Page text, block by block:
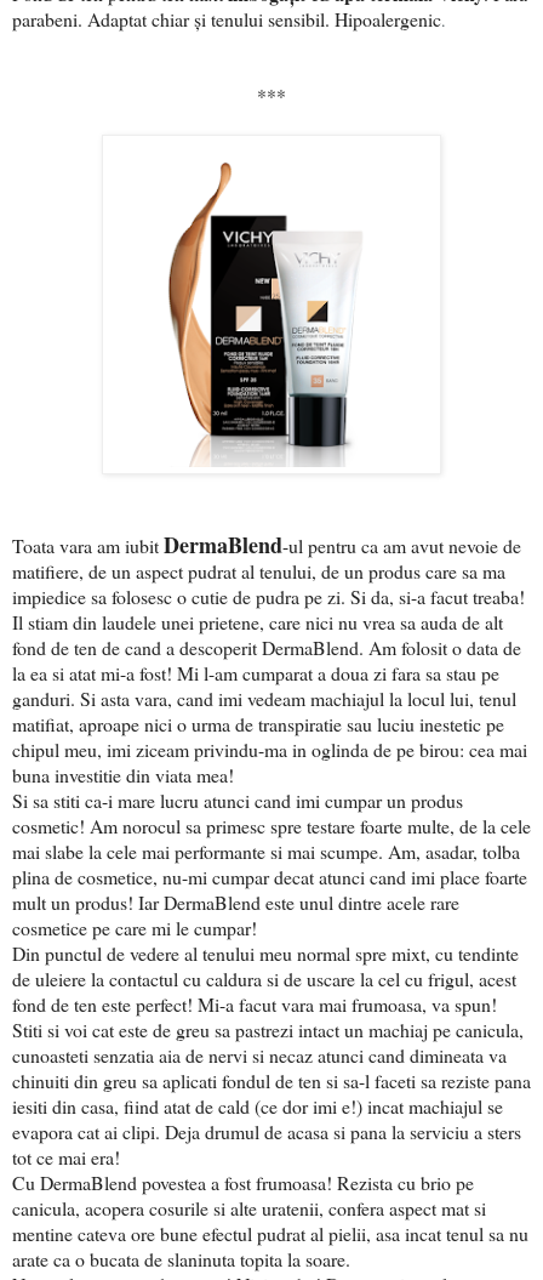
parabeni. Adaptat chiar și tenului sensibil. Hipoalergenic.
***
Toata vara am iubitDermaBlend-ul pentru ca am avut nevoie de
matifiere, de un aspect pudrat al tenului, de un produs care sa ma
impiedice sa folosesc o cutie de pudra pe zi. Si da, si-a facut treaba!
Il stiam din laudele unei prietene, care nici nu vrea sa auda de alt
fond de ten de cand a descoperit DermaBlend. Am folosit o data de
la ea si atat mi-a fost! Mi l-am cumparat a doua zi fara sa stau pe
ganduri. Si asta vara, cand imi vedeam machiajul la locul lui, tenul
matifiat, aproape nici o urma de transpiratie sau luciu inestetic pe
chipul meu, imi ziceam privindu-ma in oglinda de pe birou: cea mai
buna investitie din viata mea!
Si sa stiti ca-i mare lucru atunci cand imi cumpar un produs
cosmetic! Am norocul sa primesc spre testare foarte multe, de la cele
mai slabe la cele mai performante si mai scumpe. Am, asadar, tolba
plina de cosmetice, nu-mi cumpar decat atunci cand imi place foarte
mult un produs! Iar DermaBlend este unul dintre acele rare
cosmetice pe care mi le cumpar!
Din punctul de vedere al tenului meu normal spre mixt, cu tendinte
de uleiere la contactul cu caldura si de uscare la cel cu frigul, acest
fond de ten este perfect! Mi-a facut vara mai frumoasa, va spun!
Stiti si voi cat este de greu sa pastrezi intact un machiaj pe canicula,
cunoasteti senzatia aia de nervi si necaz atunci cand dimineata va
chinuiti din greu sa aplicati fondul de ten si sa-l faceti sa reziste pana
iesiti din casa, fiind atat de cald (ce dor imi e!) incat machiajul se
evapora cat ai clipi. Deja drumul de acasa si pana la serviciu a sters
tot ce mai era!
Cu DermaBlend povestea a fost frumoasa! Rezista cu brio pe
canicula, acopera cosurile si alte uratenii, confera aspect mat si
mentine cateva ore bune efectul pudrat al pielii, asa incat tenul sa nu
arate ca o bucata de slaninuta topita la soare.